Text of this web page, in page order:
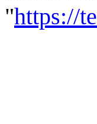
"https://